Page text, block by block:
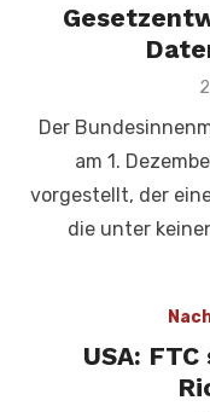
Der
am 1.
vorgestellt, der
die unter
USA: